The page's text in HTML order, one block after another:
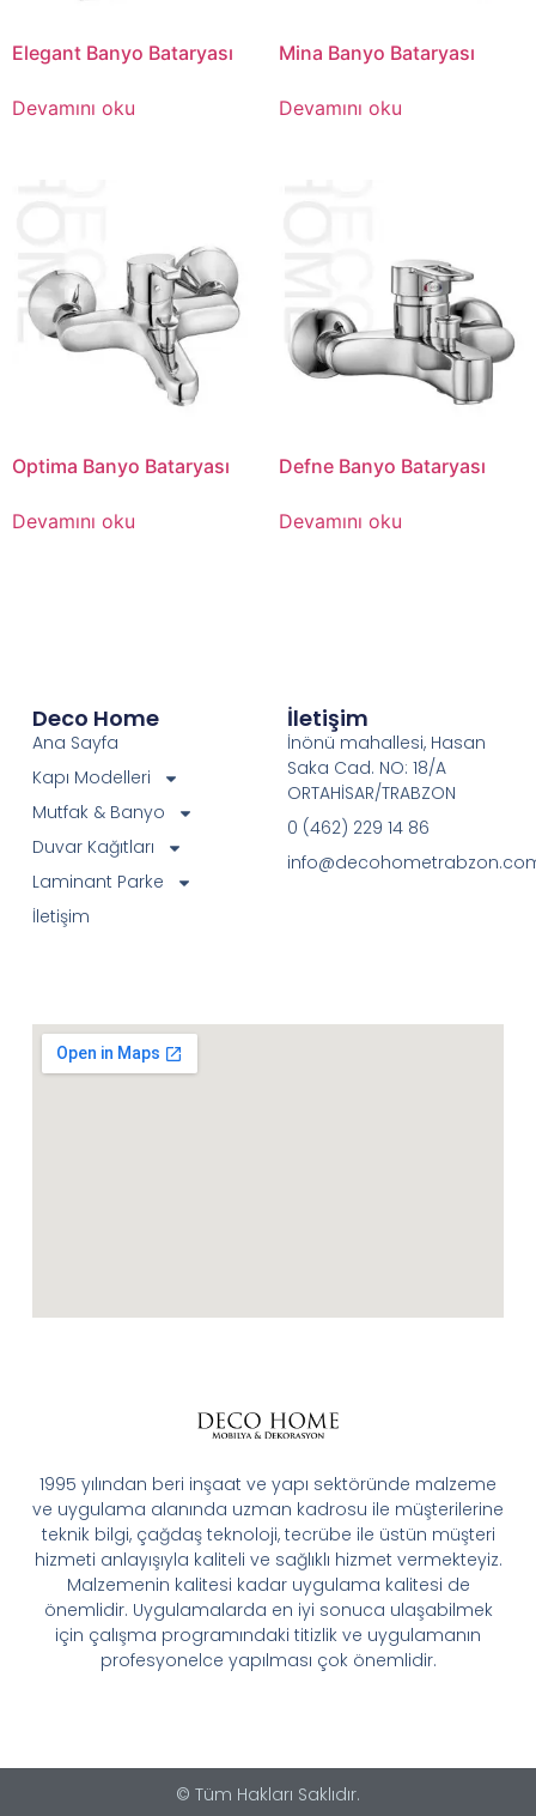
Elegant Banyo Bataryası
Devamını oku
Mina Banyo Bataryası
Devamını oku
Optima Banyo Bataryası
Devamını oku
Defne Banyo Bataryası
Devamını oku
1995 yılından beri inşaat ve yapı sektöründe malzeme
ve uygulama alanında uzman kadrosu ile müşterilerine
teknik bilgi, çağdaş teknoloji, tecrübe ile üstün müşteri
hizmeti anlayışıyla kaliteli ve sağlıklı hizmet vermekteyiz.
Malzemenin kalitesi kadar uygulama kalitesi de
önemlidir. Uygulamalarda en iyi sonuca ulaşabilmek
için çalışma programındaki titizlik ve uygulamanın
profesyonelce yapılması çok önemlidir.
Deco Home
Ana Sayfa
Kapı Modelleri
Mutfak & Banyo
Duvar Kağıtları
Laminant Parke
İletişim
İletişim
İnönü mahallesi, Hasan
Saka Cad. NO: 18/A
ORTAHİSAR/TRABZON
0 (462) 229 14 86
© Tüm Hakları Saklıdır.